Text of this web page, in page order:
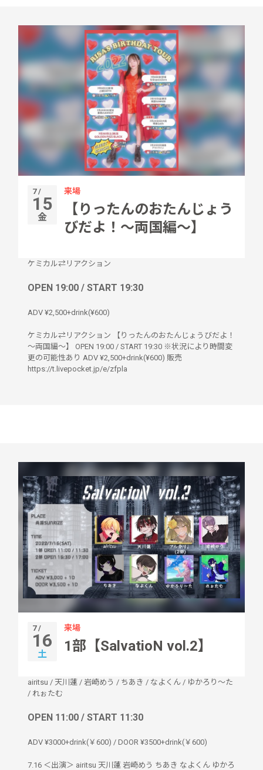
7 /
15
金
来場
【りったんのおたんじょう
びだよ！～両国編～】
ケミカル⇄リアクション
OPEN 19:00 / START 19:30
ADV ¥2,500+drink(¥600)
ケミカル⇄リアクション 【りったんのおたんじょうびだよ！
～両国編～】 OPEN 19:00 / START 19:30 ※状況により時間変
更の可能性あり ADV ¥2,500+drink(¥600) 販売
https://t.livepocket.jp/e/zfpla
7 /
16
土
来場
1部【SalvatioN vol.2】
airitsu / 天川蓮 / 岩崎めう / ちあき / なよくん / ゆかろり〜た
/ れぉたむ
OPEN 11:00 / START 11:30
ADV ¥3000+drink(￥600) / DOOR ¥3500+drink(￥600)
7.16 ＜出演＞ airitsu 天川蓮 岩崎めう ちあき なよくん ゆかろ